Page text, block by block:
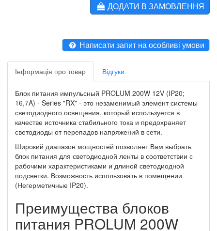
ДОДАТИ В ЗАМОВЛЕННЯ
Написати запит на особливі умови
Інформація про товар Відгуки
Блок питания импульсный PROLUM 200W 12V (IP20;
16,7A) - Series "RX" - это незаменимый элемент системы
светодиодного освещения, который используется в
качестве источника стабильного тока и предохраняет
светодиоды от перепадов напряжений в сети.
Широкий диапазон мощностей позволяет Вам выбрать
блок питания для светодиодной ленты в соответствии с
рабочими характеристиками и длиной светодиодной
подсветки. Возможность использовать в помещении
(Негерметичные IP20).
Преимущества блоков
питания PROLUM 200W